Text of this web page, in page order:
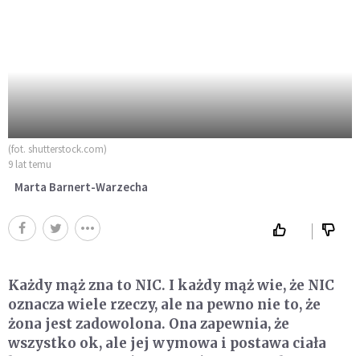
(fot. shutterstock.com)
9 lat temu
Marta Barnert-Warzecha
Każdy mąż zna to NIC. I każdy mąż wie, że NIC
oznacza wiele rzeczy, ale na pewno nie to, że
żona jest zadowolona. Ona zapewnia, że
wszystko ok, ale jej wymowa i postawa ciała